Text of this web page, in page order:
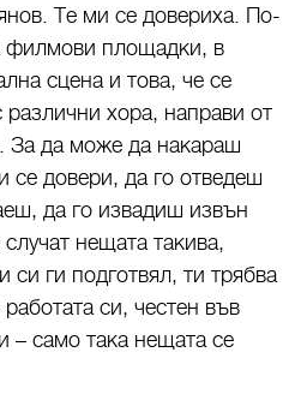
Те ми се довериха. По-
филмови площадки, в
сцена и това, че се
различни хора, направи от
За да може да накараш
се довери, да го отведеш
да го извадиш извън
нещата такива,
си ги подготвял, ти трябва
си, честен във
– само така нещата се